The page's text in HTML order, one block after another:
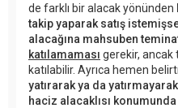
de farklı bir alacak yönünden
takip yaparak satış
alacağına mahsuben
katılamaması gerekir, ancak
katılabilir. Ayrıca hemen
yatırarak ya da
haciz alacaklısı